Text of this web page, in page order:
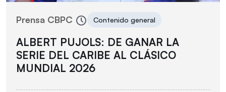
Prensa CBPC Contenido general
ALBERT PUJOLS: DE GANAR LA
SERIE DEL CARIBE AL CLÁSICO
MUNDIAL 2026